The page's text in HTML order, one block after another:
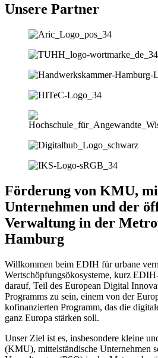
Unsere Partner
Förderung von KMU,
Unternehmen und der
Verwaltung in der
Hamburg
Willkommen beim EDIH für urbane
Wertschöpfungsökosysteme, kurz
darauf, Teil des European Digital
Programms zu sein, einem von der
kofinanzierten Programm, das die
ganz Europa stärken soll.
Unser Ziel ist es, insbesondere kleine
(KMU), mittelständische Unternehmen